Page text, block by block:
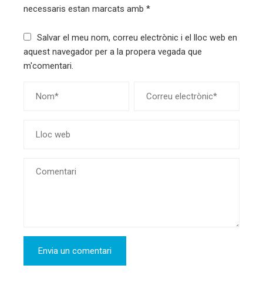
necessaris estan marcats amb *
Salvar el meu nom, correu electrònic i el lloc web en
aquest navegador per a la propera vegada que
m'comentari.